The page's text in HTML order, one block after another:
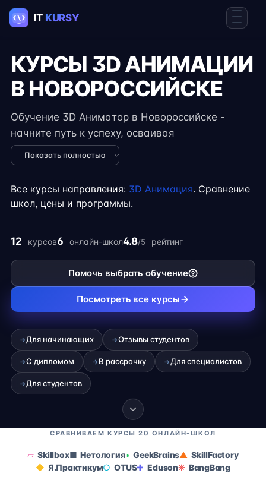
КУРСЫ 3D АНИМАЦИИ
В НОВОРОССИЙСКЕ
Обучение 3D Аниматор в Новороссийске -
начните путь к успеху, осваивая
востребованные навыки в IT. Курсы подходят
для новичков и специалистов с опытом,
проекты и консультации экспертов. Гибкий
карьеры на фрилансе.
Показать полностью
Все курсы направления: 3D Анимация. Сравнение
школ, цены и программы.
12 курсов6 онлайн-школ4.8/5 рейтинг
Помочь выбрать обучение
Посмотреть все курсы
→Для начинающих →Отзывы студентов
→С дипломом →В рассрочку →Для специалистов
→Для студентов
СРАВНИВАЕМ КУРСЫ 20 ОНЛАЙН-ШКОЛ
Skillbox Нетология GeekBrains
SkillFactory
Я.Практикум
OTUS Eduson BangBang